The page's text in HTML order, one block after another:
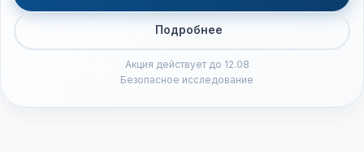
Подробнее
Акция действует до 12.08
Безопасное исследование